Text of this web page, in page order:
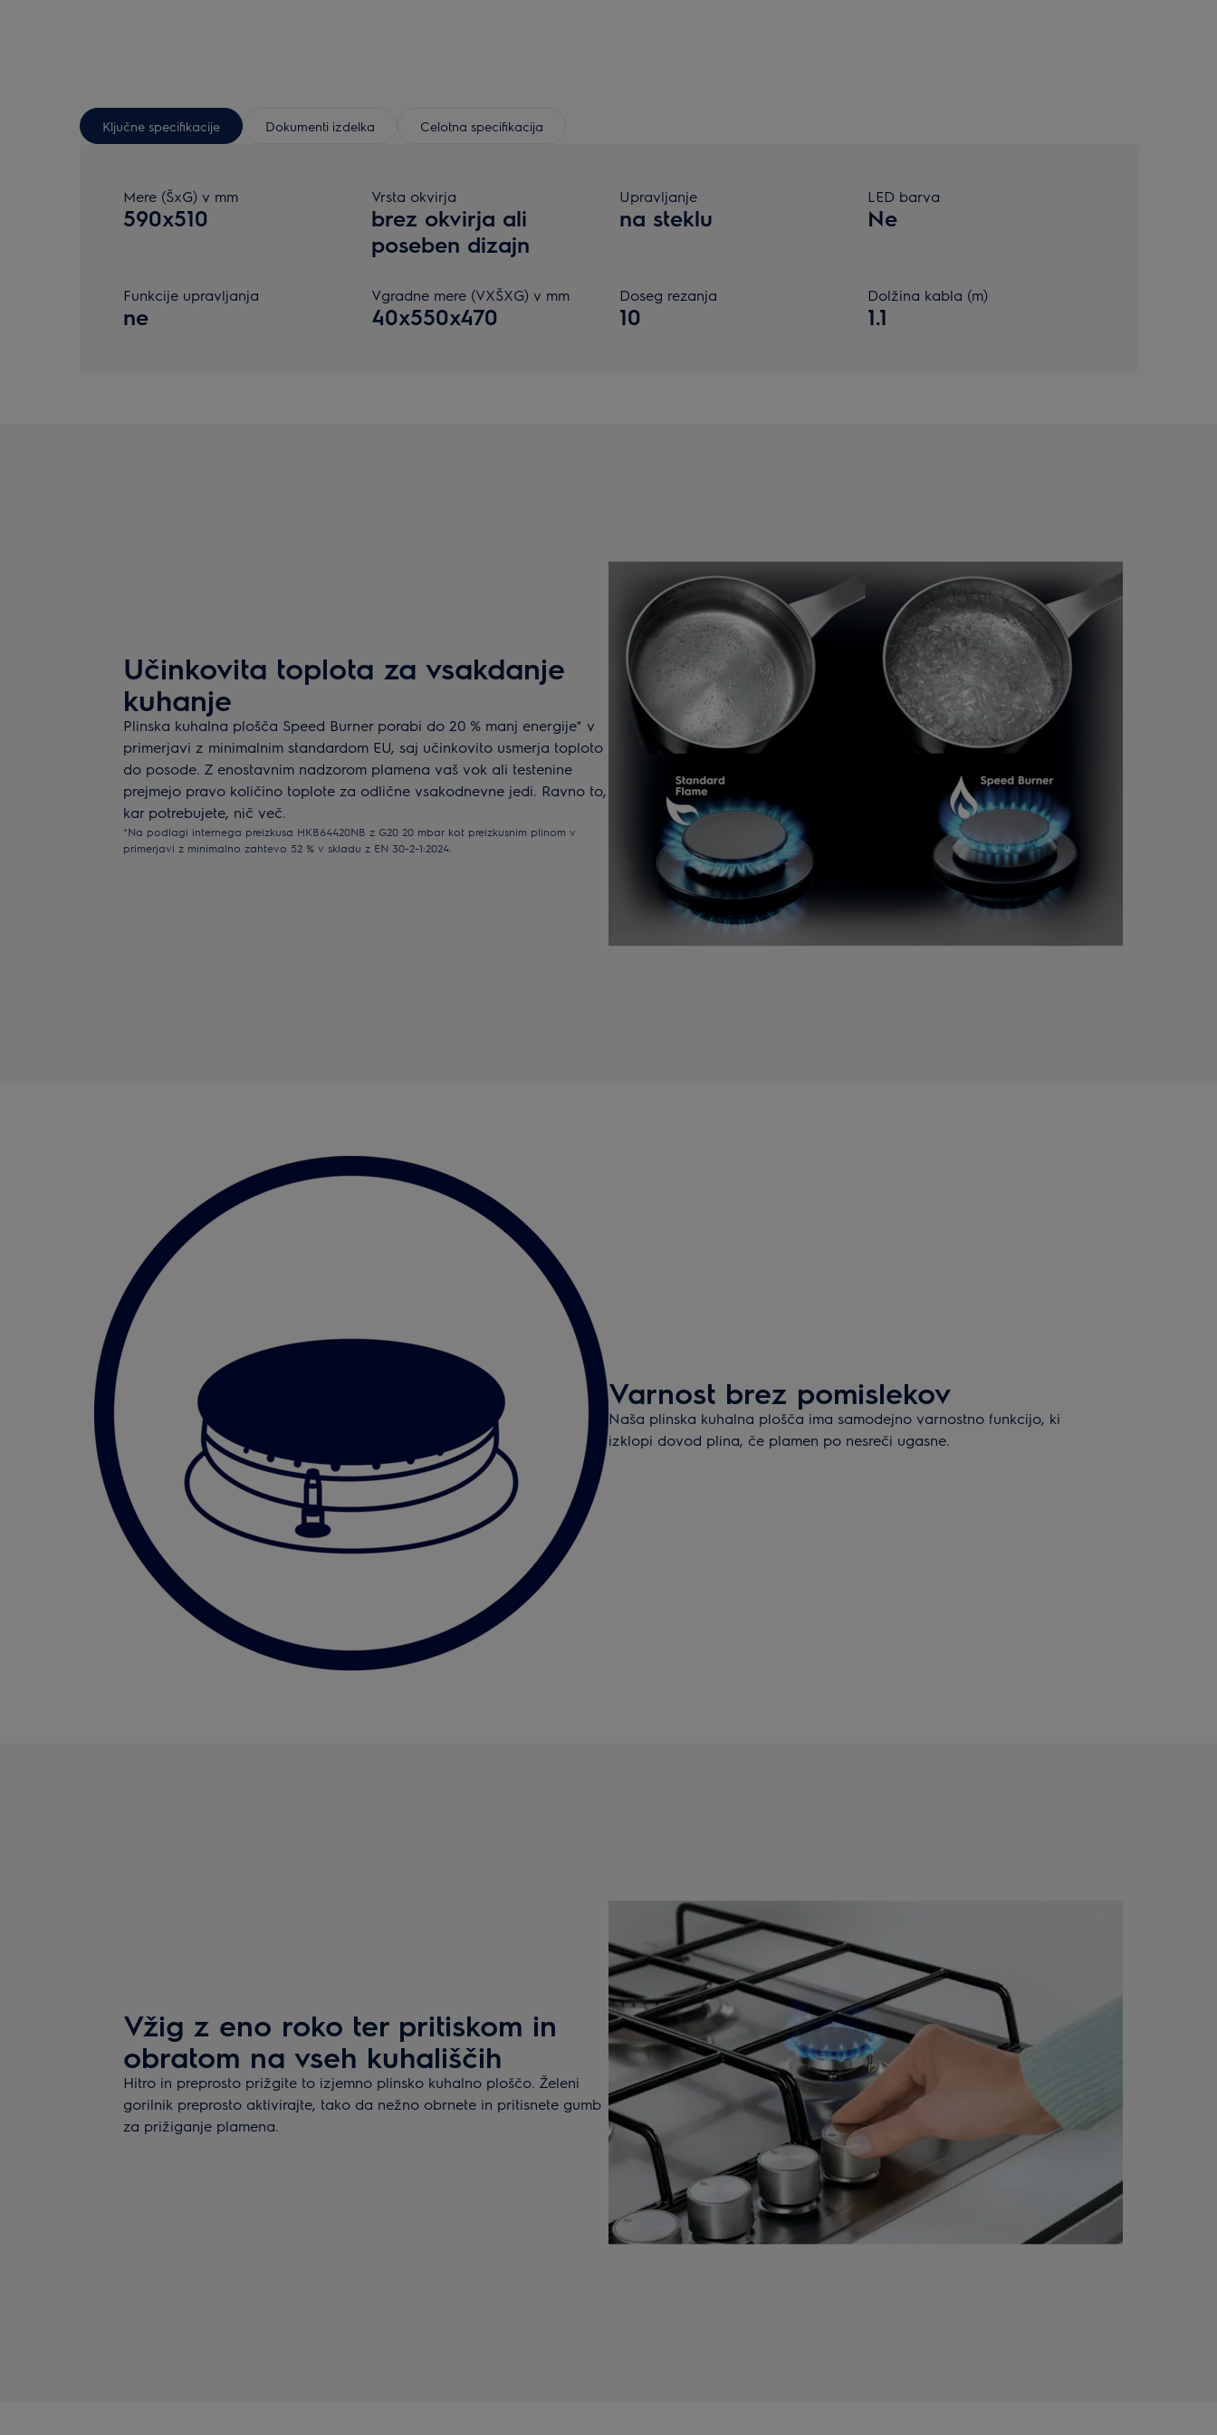
Ključne specifikacije Dokumenti izdelka Celotna specifikacija
Mere (ŠxG) v mm
590x510
Vrsta okvirja
brez okvirja ali
poseben dizajn
Upravljanje
na steklu
LED barva
Ne
Funkcije upravljanja
ne
Vgradne mere (VXŠXG) v mm
40x550x470
Doseg rezanja
10
Dolžina kabla (m)
1.1
Učinkovita toplota za vsakdanje
kuhanje
Plinska kuhalna plošča Speed Burner porabi do 20 % manj energije* v
primerjavi z minimalnim standardom EU, saj učinkovito usmerja toploto
do posode. Z enostavnim nadzorom plamena vaš vok ali testenine
prejmejo pravo količino toplote za odlične vsakodnevne jedi. Ravno to,
kar potrebujete, nič več.
*Na podlagi internega preizkusa HKB64420NB z G20 20 mbar kot preizkusnim plinom v
primerjavi z minimalno zahtevo 52 % v skladu z EN 30-2-1:2024.
Varnost brez pomislekov
Naša plinska kuhalna plošča ima samodejno varnostno funkcijo, ki
izklopi dovod plina, če plamen po nesreči ugasne.
Vžig z eno roko ter pritiskom in
obratom na vseh kuhališčih
Hitro in preprosto prižgite to izjemno plinsko kuhalno ploščo. Želeni
gorilnik preprosto aktivirajte, tako da nežno obrnete in pritisnete gumb
za prižiganje plamena.